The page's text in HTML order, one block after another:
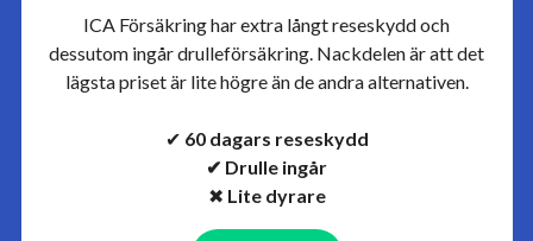
ICA Försäkring har extra långt reseskydd och
dessutom ingår drulleförsäkring. Nackdelen är att det
lägsta priset är lite högre än de andra alternativen.
✔ 60 dagars reseskydd
✔ Drulle ingår
✖ Lite dyrare